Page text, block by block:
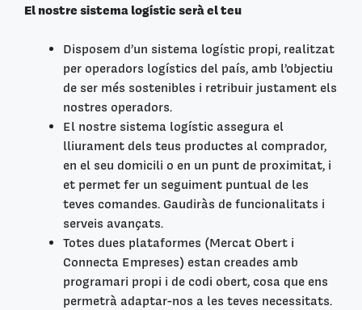
El nostre sistema logístic serà el teu
Disposem d’un sistema logístic propi, realitzat
per operadors logístics del país, amb l’objectiu
de ser més sostenibles i retribuir justament els
nostres operadors.
El nostre sistema logístic assegura el
lliurament dels teus productes al comprador,
en el seu domicili o en un punt de proximitat, i
et permet fer un seguiment puntual de les
teves comandes. Gaudiràs de funcionalitats i
serveis avançats.
Totes dues plataformes (Mercat Obert i
Connecta Empreses) estan creades amb
programari propi i de codi obert, cosa que ens
permetrà adaptar-nos a les teves necessitats.